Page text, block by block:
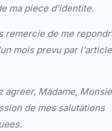
ma piece d'identite.
remercie de me
mois prevu par
agreer, Madame,
de mes salutations